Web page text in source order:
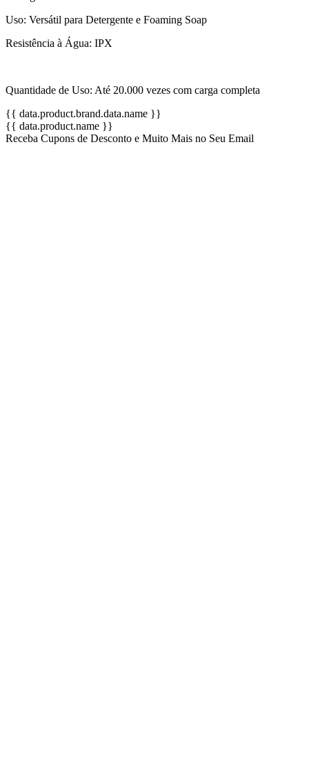
Uso: Versátil para Detergente e Foaming Soap
Resistência à Água: IPX
Quantidade de Uso: Até 20.000 vezes com carga completa
{{ data.product.brand.data.name }}
{{ data.product.name }}
Receba Cupons de Desconto e Muito Mais no Seu Email